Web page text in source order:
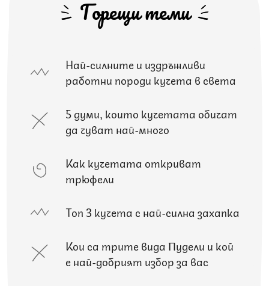
Горещи теми
Най-силните и издръжливи
работни породи кучета в света
5 думи, които кучетата обичат
да чуват най-много
Как кучетата откриват
трюфели
Топ 3 кучета с най-силна захапка
Кои са трите вида Пудели и кой
е най-добрият избор за вас